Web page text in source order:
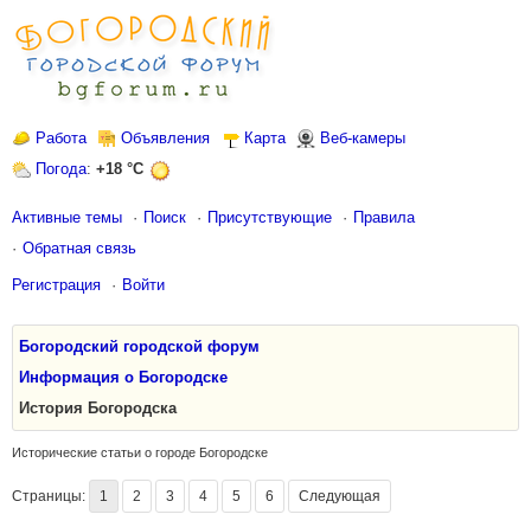
Работа Объявления Карта
Веб-камеры
Погода: +18 °C
Активные темы Поиск Присутствующие
Правила
Обратная связь
Регистрация Войти
Богородский городской форум
Информация о Богородске
История Богородска
Исторические статьи о городе Богородске
Страницы: 1 2 3 4 5 6 Следующая